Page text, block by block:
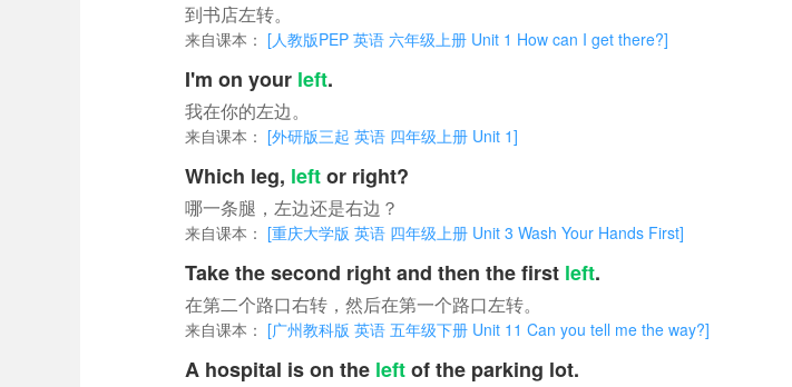
到书店左转。
来自课本： [人教版PEP 英语 六年级上册 Unit 1 How can I get there?]
I'm on your left.
我在你的左边。
来自课本： [外研版三起 英语 四年级上册 Unit 1]
Which leg, leftor right?
哪一条腿，左边还是右边？
来自课本： [重庆大学版 英语 四年级上册 Unit 3 Wash Your Hands First]
Take the second right and then the first left.
在第二个路口右转，然后在第一个路口左转。
来自课本： [广州教科版 英语 五年级下册 Unit 11 Can you tell me the way?]
A hospital is on the leftof the parking lot.